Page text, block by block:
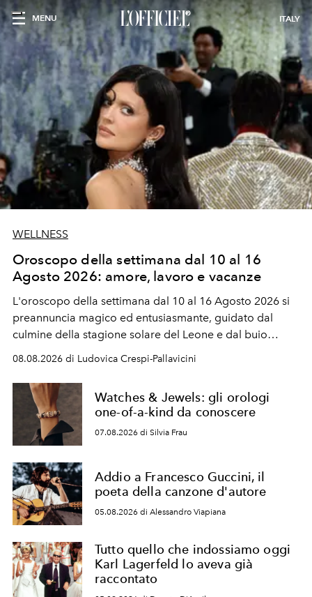
MENU ITALY
WELLNESS
Oroscopo della settimana dal 10 al 16
Agosto 2026: amore, lavoro e vacanze
L'oroscopo della settimana dal 10 al 16 Agosto 2026 si
preannuncia magico ed entusiasmante, guidato dal
culmine della stagione solare del Leone e dal buio
favorevole della Luna nuova in Leone del 12 agosto,
ideale per la notte delle Perseidi.
08.08.2026 di Ludovica Crespi-Pallavicini
Watches & Jewels: gli orologi
one-of-a-kind da conoscere
07.08.2026 di Silvia Frau
Addio a Francesco Guccini, il
poeta della canzone d'autore
05.08.2026 di Alessandro Viapiana
Tutto quello che indossiamo oggi
Karl Lagerfeld lo aveva già
raccontato